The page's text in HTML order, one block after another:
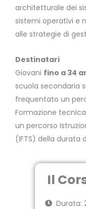
architetturale dei
sistemi operativi e
alle strategie di
Destinatari
Giovani fino a 34
scuola secondaria
frequentato un
Formazione
un percorso
(IFTS) della durata
Il
Durata: